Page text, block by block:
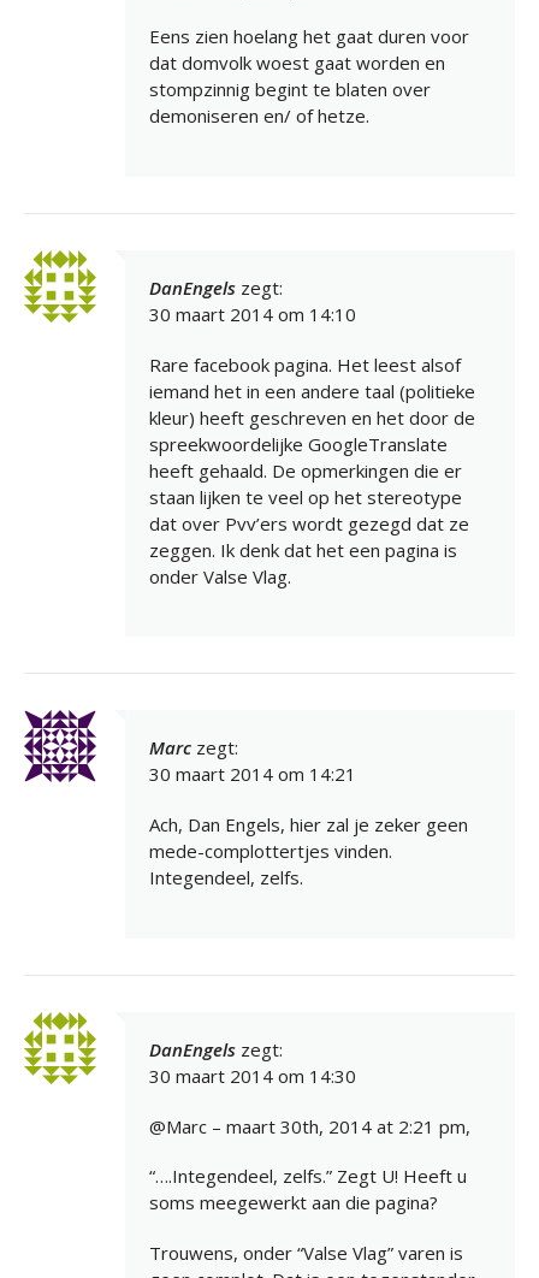
Eens zien hoelang het gaat duren voor
dat domvolk woest gaat worden en
stompzinnig begint te blaten over
demoniseren en/ of hetze.
DanEngels zegt:
30 maart 2014 om 14:10
Rare facebook pagina. Het leest alsof
iemand het in een andere taal (politieke
kleur) heeft geschreven en het door de
spreekwoordelijke GoogleTranslate
heeft gehaald. De opmerkingen die er
staan lijken te veel op het stereotype
dat over Pvv’ers wordt gezegd dat ze
zeggen. Ik denk dat het een pagina is
onder Valse Vlag.
Marc zegt:
30 maart 2014 om 14:21
Ach, Dan Engels, hier zal je zeker geen
mede-complottertjes vinden.
Integendeel, zelfs.
DanEngels zegt:
30 maart 2014 om 14:30
@Marc – maart 30th, 2014 at 2:21 pm,
“….Integendeel, zelfs.” Zegt U! Heeft u
soms meegewerkt aan die pagina?
Trouwens, onder “Valse Vlag” varen is